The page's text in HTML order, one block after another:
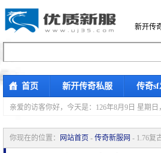
新开传
首页 新开传奇私服 传奇sf
亲爱的访客你好， 今天是：126年8月9日 星期
你现在的位置： 网站首页 - 传奇新服网 - 1.76复